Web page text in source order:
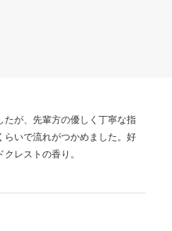
たが、先輩方の優しく丁寧な指
らいで流れがつかめました。好
レストの香り。